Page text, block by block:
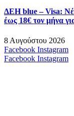
ΔΕΗ blue – Visa:
έως 18€ τον μήνα
8 Αυγούστου 2026
Facebook Instagram
Facebook Instagram